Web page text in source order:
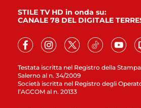
Testata iscritta nel Registro della
Salerno al n. 34/2009
Società iscritta nel Registro degli
l’AGCOM al n. 20133
STILE TV HD in onda su:
CANALE 78 DEL DIGITALE